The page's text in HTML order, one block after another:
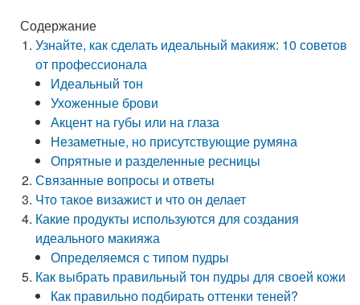
Содержание
Узнайте, как сделать идеальный макияж: 10 советов
от профессионала
Идеальный тон
Ухоженные брови
Акцент на губы или на глаза
Незаметные, но присутствующие румяна
Опрятные и разделенные ресницы
Связанные вопросы и ответы
Что такое визажист и что он делает
Какие продукты используются для создания
идеального макияжа
Определяемся с типом пудры
Как выбрать правильный тон пудры для своей кожи
Как правильно подбирать оттенки теней?